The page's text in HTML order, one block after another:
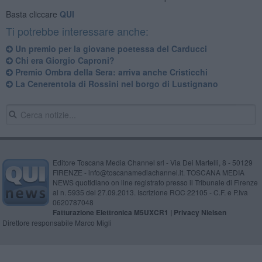
Basta cliccare QUI
Ti potrebbe interessare anche:
Un premio per la giovane poetessa del Carducci
Chi era Giorgio Caproni?
Premio Ombra della Sera: arriva anche Cristicchi
La Cenerentola di Rossini nel borgo di Lustignano
Editore Toscana Media Channel srl - Via Dei Martelli, 8 - 50129
FIRENZE - info@toscanamediachannel.it. TOSCANA MEDIA
NEWS quotidiano on line registrato presso il Tribunale di Firenze
al n. 5935 del 27.09.2013. Iscrizione ROC 22105 - C.F. e P.Iva
0620787048
Fatturazione Elettronica M5UXCR1 | Privacy Nielsen
Direttore responsabile Marco Migli